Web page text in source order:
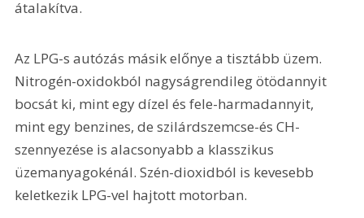
átalakítva.
Az LPG-s autózás másik előnye a tisztább üzem.
Nitrogén-oxidokból nagyságrendileg ötödannyit
bocsát ki, mint egy dízel és fele-harmadannyit,
mint egy benzines, de szilárdszemcse-és CH-
szennyezése is alacsonyabb a klasszikus
üzemanyagokénál. Szén-dioxidból is kevesebb
keletkezik LPG-vel hajtott motorban.